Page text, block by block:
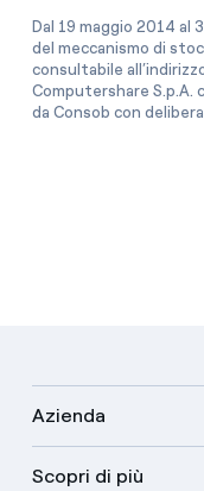
Dal 19 maggio 2014 al
del meccanismo di
consultabile
Computershare S.p.A.
da Consob con
Azienda
Scopri di più